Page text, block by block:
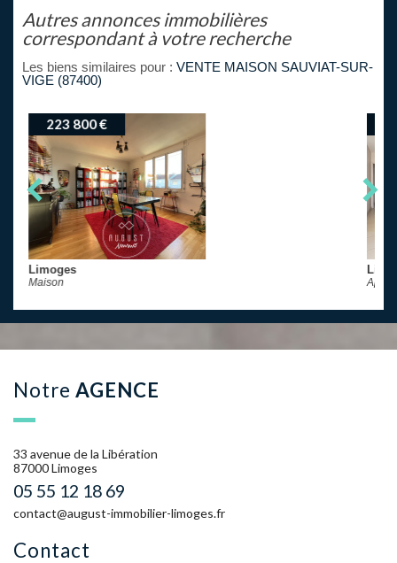
autres annonces immobilières
correspondant à votre recherche
Les biens similaires pour : VENTE MAISON SAUVIAT-SUR-
VIGE (87400)
notre AGENCE
33 avenue de la Libération
87000 Limoges
05 55 12 18 69
contact@august-immobilier-limoges.fr
contact